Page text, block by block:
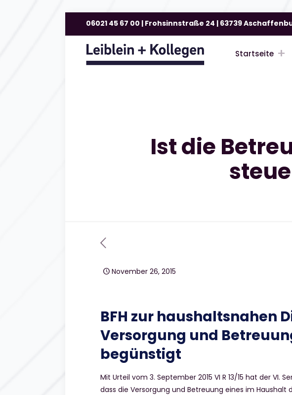
06021 45 67 00 | Frohsinnstraße 24 | 63739
Startseite
Ist die
November 26, 2015
BFH zur haushaltsnahen
Versorgung und
begünstigt
Mit Urteil vom 3. September 2015 VI R 13/15 hat der VI.
dass die Versorgung und Betreuung eines im